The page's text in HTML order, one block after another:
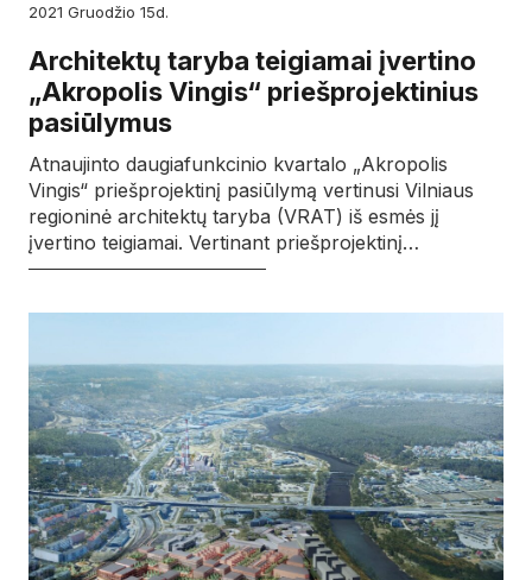
2021
gruodžio 15d.
Architektų taryba teigiamai įvertino
„Akropolis Vingis“ priešprojektinius
pasiūlymus
Atnaujinto daugiafunkcinio kvartalo „Akropolis
Vingis“ priešprojektinį pasiūlymą vertinusi Vilniaus
regioninė architektų taryba (VRAT) iš esmės jį
įvertino teigiamai. Vertinant priešprojektinį…